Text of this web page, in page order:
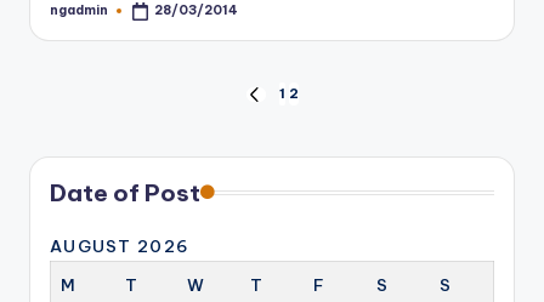
Posted
ngadmin 28/03/2014
pagination
PREVIOUS
1 2
Date of Post
AUGUST 2026
M
T W T F S S